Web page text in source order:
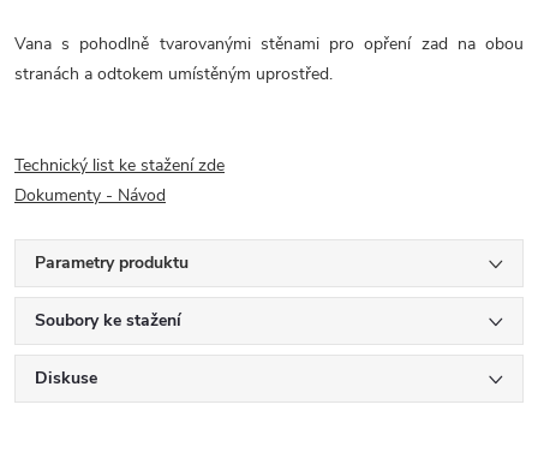
Vana s pohodlně tvarovanými stěnami pro opření zad na obou
stranách a odtokem umístěným uprostřed.
Technický list ke stažení zde
Dokumenty - Návod
Parametry produktu
Soubory ke stažení
Diskuse